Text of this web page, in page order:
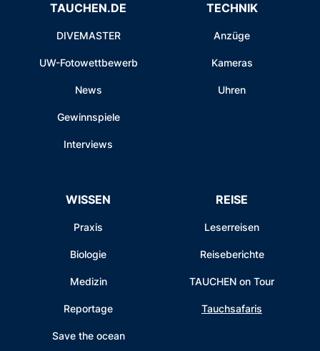
TAUCHEN.DE
DIVEMASTER
UW-Fotowettbewerb
News
Gewinnspiele
Interviews
TECHNIK
Anzüge
Kameras
Uhren
WISSEN
Praxis
Biologie
Medizin
Reportage
Save the ocean
REISE
Leserreisen
Reiseberichte
TAUCHEN on Tour
Tauchsafaris